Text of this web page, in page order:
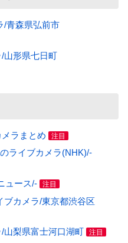
/青森県弘前市
山形県七日町
ラまとめ 注目
ライブカメラ(NHK)/-
ュース/- 注目
ブカメラ/東京都渋谷区
山梨県富士河口湖町 注目